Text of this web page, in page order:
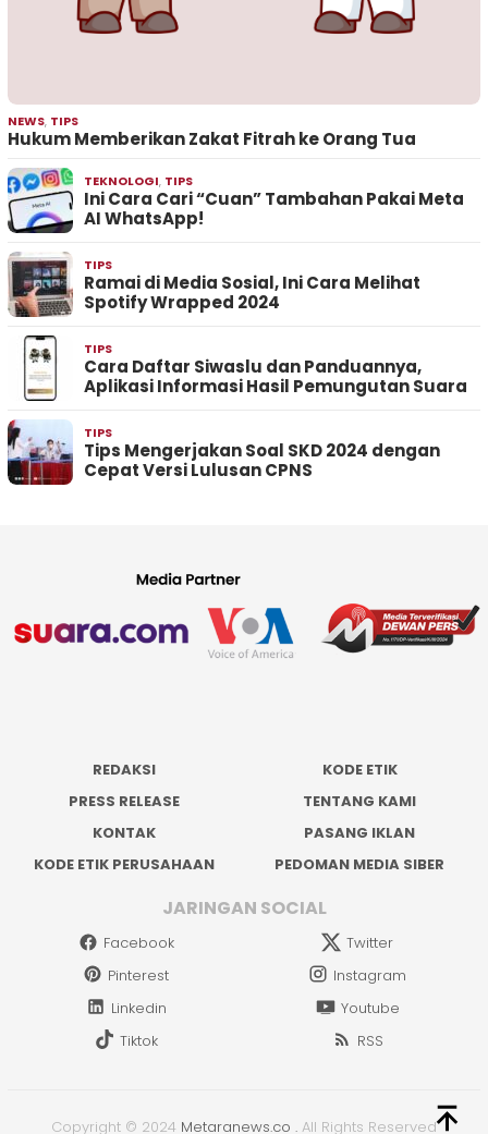
NEWS, TIPS
Hukum Memberikan Zakat Fitrah ke Orang Tua
TEKNOLOGI, TIPS
Ini Cara Cari “Cuan” Tambahan Pakai Meta
AI WhatsApp!
TIPS
Ramai di Media Sosial, Ini Cara Melihat
Spotify Wrapped 2024
TIPS
Cara Daftar Siwaslu dan Panduannya,
Aplikasi Informasi Hasil Pemungutan Suara
TIPS
Tips Mengerjakan Soal SKD 2024 dengan
Cepat Versi Lulusan CPNS
REDAKSI
KODE ETIK
PRESS RELEASE
TENTANG KAMI
KONTAK
PASANG IKLAN
KODE ETIK PERUSAHAAN
PEDOMAN MEDIA SIBER
JARINGAN SOCIAL
Facebook
Twitter
Pinterest
Instagram
Linkedin
Youtube
Tiktok
RSS
Copyright © 2024 Metaranews.co . All Rights Reserved